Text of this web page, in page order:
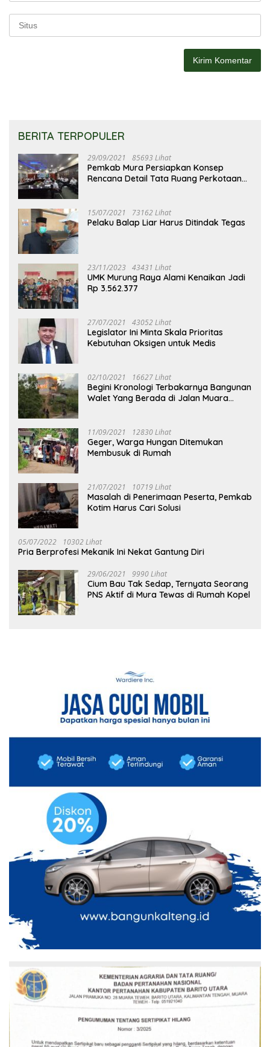
BERITA TERPOPULER
29/09/2021 85693 Lihat
Pemkab Mura Persiapkan Konsep
Rencana Detail Tata Ruang Perkotaan
15/07/2021 73162 Lihat
Pelaku Balap Liar Harus Ditindak Tegas
23/11/2023 43431 Lihat
UMK Murung Raya Alami Kenaikan Jadi
Rp 3.562.377
27/07/2021 43052 Lihat
Legislator Ini Minta Skala Prioritas
Kebutuhan Oksigen untuk Medis
02/10/2021 16627 Lihat
Begini Kronologi Terbakarnya Bangunan
Walet Yang Berada di Jalan Muara
11/09/2021 12830 Lihat
Geger, Warga Hungan Ditemukan
Membusuk di Rumah
21/07/2021 10719 Lihat
Masalah di Penerimaan Peserta, Pemkab
Kotim Harus Cari Solusi
05/07/2022 10302 Lihat
Pria Berprofesi Mekanik Ini Nekat Gantung Diri
29/06/2021 9990 Lihat
Cium Bau Tak Sedap, Ternyata Seorang
PNS Aktif di Mura Tewas di Rumah Kopel